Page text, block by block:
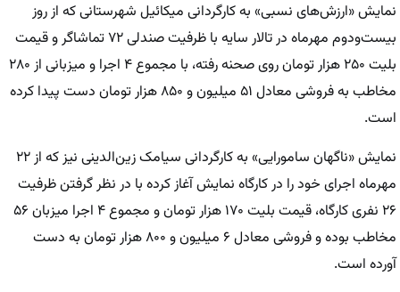
نمایش «ارزش‌های نسبی» به کارگردانی میکائیل شهرستانی که از روز
بیست‌ودوم مهرماه در تالار سایه با ظرفیت صندلی ۷۲ تماشاگر و قیمت
بلیت ۲۵۰ هزار تومان روی صحنه رفته، با مجموع ۴ اجرا و میزبانی از ۲۸۰
مخاطب به فروشی معادل ۵۱ میلیون و ۸۵۰ هزار تومان دست پیدا کرده
است.
نمایش «ناگهان سامورایی» به کارگردانی سیامک زین‌الدینی نیز که از ۲۲
مهرماه اجرای خود را در کارگاه نمایش آغاز کرده با در نظر گرفتن ظرفیت
۲۶ نفری کارگاه، قیمت بلیت ۱۷۰ هزار تومان و مجموع ۴ اجرا میزبان ۵۶
مخاطب بوده و فروشی معادل ۶ میلیون و ۸۰۰ هزار تومان به دست
آورده است.